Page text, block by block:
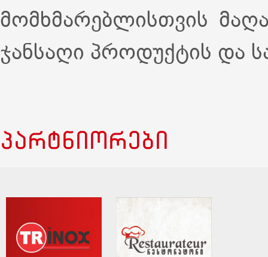
მომხმარებლისთვის
ჯანსაღი პროდუქტის და
პარტნიორები